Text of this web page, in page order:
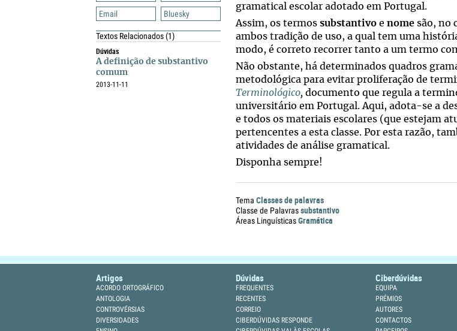
Email
Bluesky
Textos Relacionados(1)
Dúvidas
A definição de substantivo
comum
2013-11-11
gramatical escolar adotado em Portugal.
Assim, os termos substantivo e nome são, no
ambos tradição de uso, a qual tem uma
modo, é correto recorrer tanto a um termo
Não obstante, há determinados quadros
metodológica para evitar proliferação de
Terminológico, documento que regula a
universitário em Portugal. Aqui, adota-se a
e todos os materiais escolares (que estejam
pertencentes a esta classe. Por esta razão,
atividades de análise gramatical.
Disponha sempre!
Tema Classes de palavras
Classe de Palavrassubstantivo
Áreas LinguísticasGramática
Artigos
ACORDO ORTOGRÁFICO
ANTOLOGIA
CONTROVÉRSIAS
DIVERSIDADES
Dúvidas
FREQUENTES
RECENTES
CORREIO
CIBERDÚVIDAS RESPONDE
Ciberdúvidas
EQUIPA
PRÉMIOS
AUTORES
CONTACTOS